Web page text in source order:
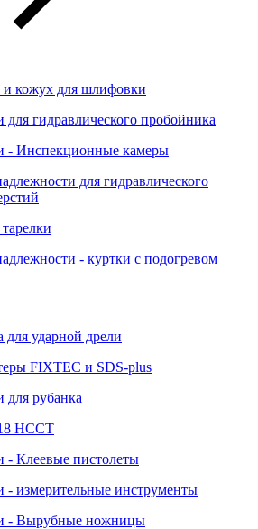
и кожух для шлифовки
гидравлического пробойника
- Инспекционные камеры
для гидравлического
- куртки с подогревом
для ударной дрели
FIXTEC и SDS-plus
рубанка
HCCT
- Клеевые пистолеты
- измерительные инструменты
- Вырубные ножницы